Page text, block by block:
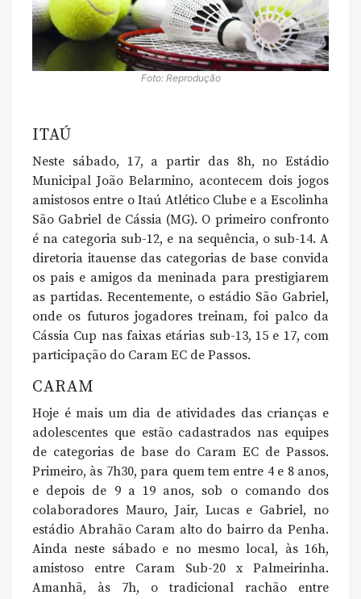
Foto: Reprodução
ITAÚ
Neste sábado, 17, a partir das 8h, no Estádio
Municipal João Belarmino, acontecem dois jogos
amistosos entre o Itaú Atlético Clube e a Escolinha
São Gabriel de Cássia (MG). O primeiro confronto
é na categoria sub-12, e na sequência, o sub-14. A
diretoria itauense das categorias de base convida
os pais e amigos da meninada para prestigiarem
as partidas. Recentemente, o estádio São Gabriel,
onde os futuros jogadores treinam, foi palco da
Cássia Cup nas faixas etárias sub-13, 15 e 17, com
participação do Caram EC de Passos.
CARAM
Hoje é mais um dia de atividades das crianças e
adolescentes que estão cadastrados nas equipes
de categorias de base do Caram EC de Passos.
Primeiro, às 7h30, para quem tem entre 4 e 8 anos,
e depois de 9 a 19 anos, sob o comando dos
colaboradores Mauro, Jair, Lucas e Gabriel, no
estádio Abrahão Caram alto do bairro da Penha.
Ainda neste sábado e no mesmo local, às 16h,
amistoso entre Caram Sub-20 x Palmeirinha.
Amanhã, às 7h, o tradicional rachão entre